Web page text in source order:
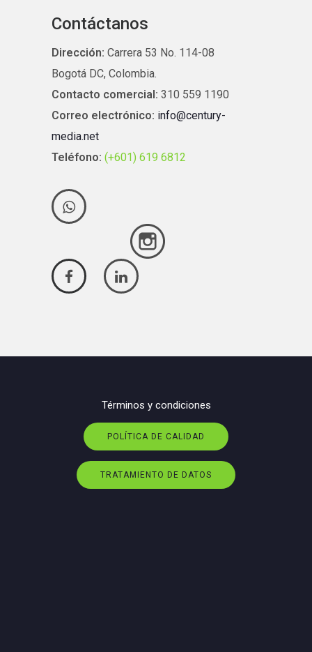
Contáctanos
Dirección: Carrera 53 No. 114-08
Bogotá DC, Colombia.
Contacto comercial: 310 559 1190
Correo electrónico: info@century-
media.net
Teléfono: (+601) 619 6812
Términos y condiciones
POLÍTICA DE CALIDAD
TRATAMIENTO DE DATOS